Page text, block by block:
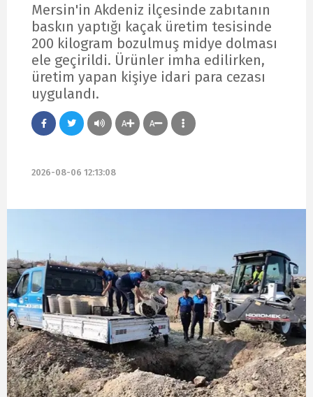
Mersin'in Akdeniz ilçesinde zabıtanın
baskın yaptığı kaçak üretim tesisinde
200 kilogram bozulmuş midye dolması
ele geçirildi. Ürünler imha edilirken,
üretim yapan kişiye idari para cezası
uygulandı.
A A
2026-08-06 12:13:08